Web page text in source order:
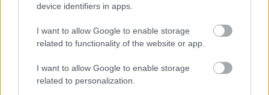
device identifiers in apps.
I want to allow Google to enable storage
related to functionality of the website or app.
I want to allow Google to enable storage
related to personalization.
-nyújtsd óvatosan a vádli és a lábfej izmait,
-sétálj egy kicsit, vagy próbálj a sarkadon járni,
-tegyél meleget a területre (például meleg törölközőt, meleg
vizes palackot vagy melegítő párnát),